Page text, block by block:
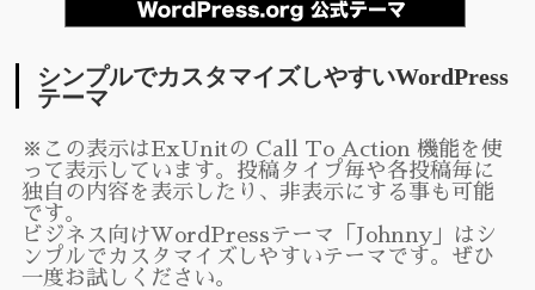
シンプルでカスタマイズしやすいWordPress
テーマ
※この表示はExUnitの Call To Action 機能を使
って表示しています。投稿タイプ毎や各投稿毎に
独自の内容を表示したり、非表示にする事も可能
です。
ビジネス向けWordPressテーマ「Johnny」はシ
ンプルでカスタマイズしやすいテーマです。ぜひ
一度お試しください。